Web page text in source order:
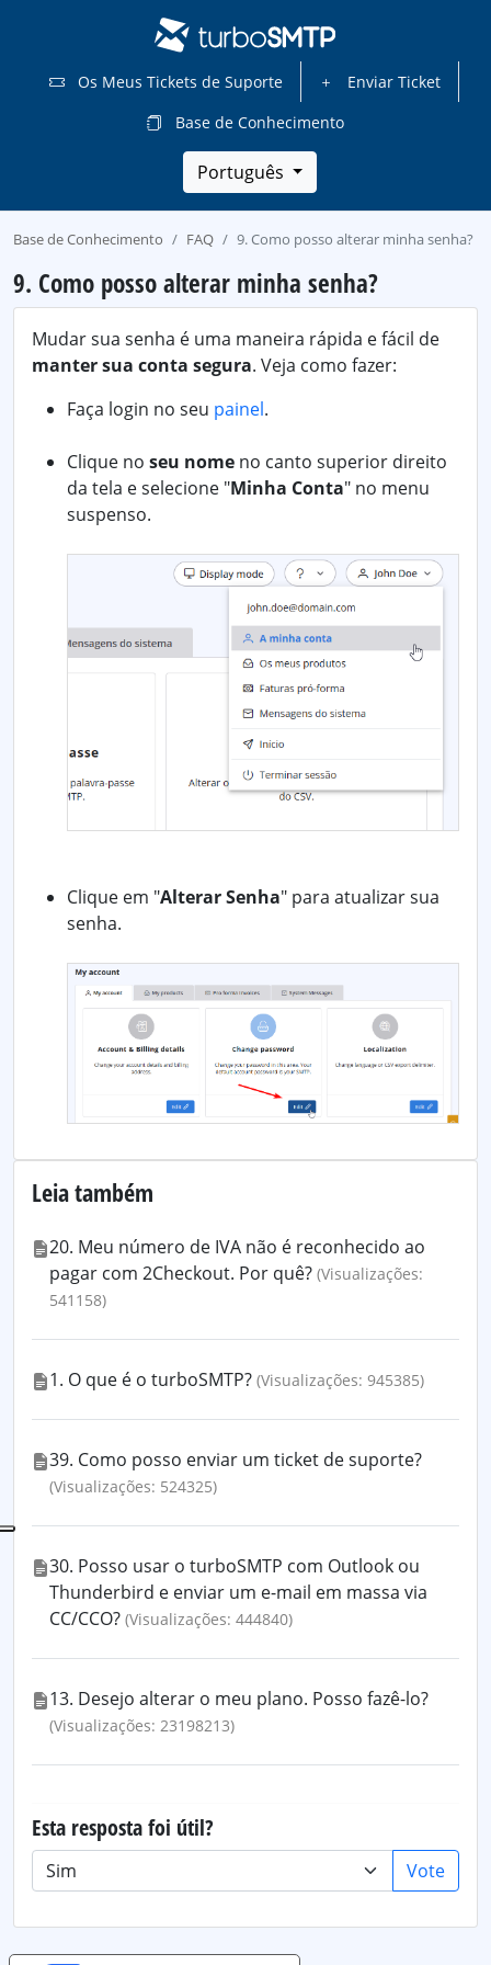
Os Meus Tickets de Suporte
Enviar Ticket
Base de Conhecimento
Português
Base de Conhecimento FAQ 9. Como posso alterar minha senha?
9. Como posso alterar minha senha?
Mudar sua senha é uma maneira rápida e fácil de
manter sua conta segura. Veja como fazer:
Faça login no seu painel.
Clique no seu nome no canto superior direito
da tela e selecione "Minha Conta" no menu
suspenso.
Clique em "Alterar Senha" para atualizar sua
senha.
Leia também
20. Meu número de IVA não é reconhecido ao
pagar com 2Checkout. Por quê? (Visualizações:
541158)
1. O que é o turboSMTP? (Visualizações: 945385)
39. Como posso enviar um ticket de suporte?
(Visualizações: 524325)
30. Posso usar o turboSMTP com Outlook ou
Thunderbird e enviar um e-mail em massa via
CC/CCO? (Visualizações: 444840)
13. Desejo alterar o meu plano. Posso fazê-lo?
(Visualizações: 23198213)
Esta resposta foi útil?
Vote